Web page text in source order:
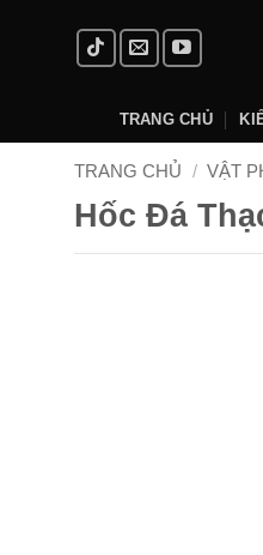
TRANG CHỦ
TRANG CHỦ / VẬT
Hốc Đá